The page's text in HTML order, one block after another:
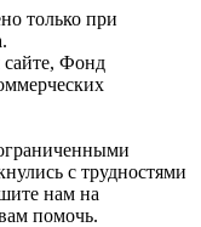
только при
Фонд
с трудностями
нам на
помочь.